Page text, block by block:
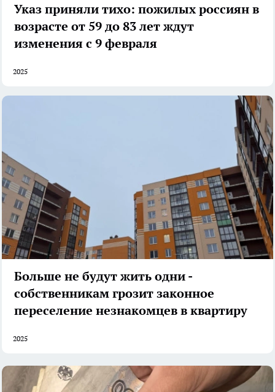
Указ приняли тихо: пожилых россиян в
возрасте от 59 до 83 лет ждут
изменения с 9 февраля
2025
Больше не будут жить одни -
собственникам грозит законное
переселение незнакомцев в квартиру
2025